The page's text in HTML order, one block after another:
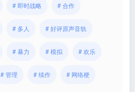
# 即时战略 # 合作
# 多人 # 好评原声音轨
# 暴力 # 模拟 # 欢乐
# 管理 # 续作 # 网络梗